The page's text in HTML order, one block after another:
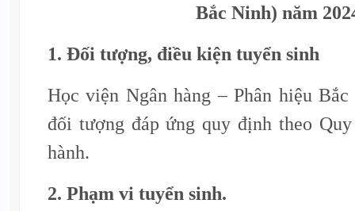
Bắc Ninh) năm
1. Đối tượng, điều kiện tuyển sinh
Học viện Ngân hàng – Phân hiệu
đối tượng đáp ứng quy định theo
hành.
2. Phạm vi tuyển sinh.